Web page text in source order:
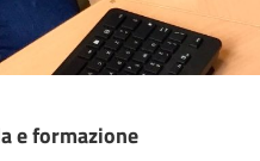
e formazione